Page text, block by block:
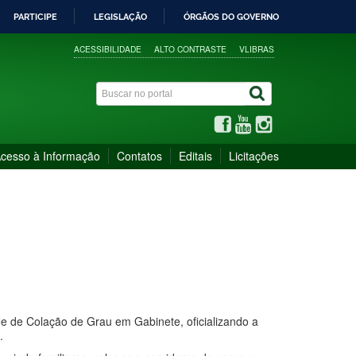
PARTICIPE LEGISLAÇÃO ÓRGÃOS DO GOVERNO
ACESSIBILIDADE ALTO CONTRASTE VLIBRAS
à Informação Contatos Editais Licitações
de Colação de Grau em Gabinete, oficializando a